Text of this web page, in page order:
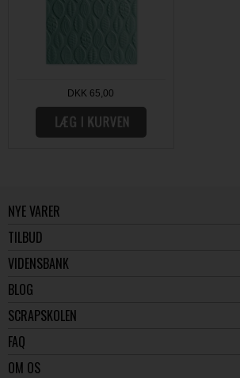
DKK 65,00
NYE VARER
TILBUD
VIDENSBANK
BLOG
SCRAPSKOLEN
FAQ
OM OS